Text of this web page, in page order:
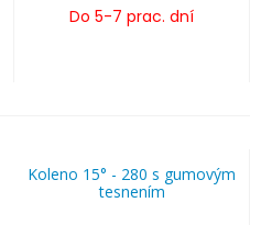
Do 5-7 prac. dní
Koleno 15° - 280 s gumovým
tesnením